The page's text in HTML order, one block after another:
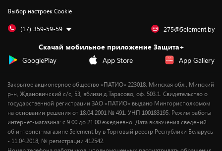
Дай пять добру!
Обработка персональных данных
Подарочные карты
Для мобильных устройств
Для компьютеров
Сервисные центры
Бонусы
Оплата частями
Уценка
Выбор настроек Cookie
(17) 359-59-59 275@5element.by
Скачай мобильное приложение Защита+
GooglePlay
App Store App Gallery
Закрытое акционерное общество «ПАТИО» 223018, Минская обл., Минский
р-н, Ждановичский с/с, 53, вблизи д.Тарасово, оф. 503.1. Свидетельство о
государственной регистрации ЗАО «ПАТИО» выдано Мингорисполкомом
на основании решения от 18.04.2001 № 491. УНП 100183195. Режим работы
интернет-магазина: с 9.00 до 21.00 ежедневно. Дата включения сведений
об интернет-магазине 5element.by в Торговый реестр Республики Беларусь
- 11.04.2018, № регистрации 412542.